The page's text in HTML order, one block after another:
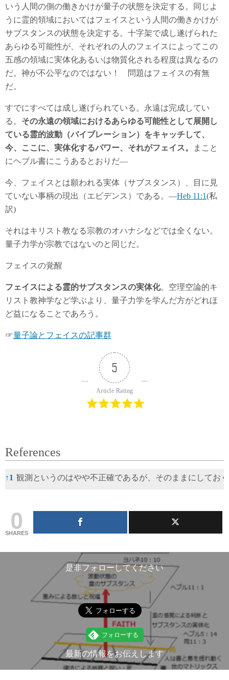
いう人間の側の働きかけが量子の状態を決定する。同じよ
うに霊的領域においてはフェイスという人間の働きかけが
サブスタンスの状態を決定する。十字架で成し遂げられた
あらゆる可能性が、それぞれの人のフェイスによってこの
五感の領域に実体化あるいは物質化される程度は異なるの
だ。神が不公平なのではない！ 問題はフェイスの有無
だ。
すでにすべては成し遂げられている。永遠は完成してい
る。 その永遠の領域におけるあらゆる可能性として展開し
ている霊的波動（バイブレーション）をキャッチして、
今、ここに、実体化するパワー、それがフェイス。
まこと
にヘブル書にこうあるとおりだ―
今、フェイスとは願われる実体（サブスタンス）、目に見
ていない事柄の現出（エビデンス）である。―Heb 11:1(私
訳)
それはキリスト教なる宗教のオハナシなどでは全くない。
量子力学が宗教ではないのと同じだ。
フェイスの覚醒
フェイスによる霊的サブスタンスの実体化。空理空論的キ
リスト教神学など学ぶより、量子力学を学んだ方がどれほ
ど益になることであろう。
☞量子論とフェイスの記事群
5
Article Rating
References
References
↑1 観測というのはやや不正確であるが、そのままにしてお
0
SHARES
是非フォローしてください
最新の情報をお伝えします